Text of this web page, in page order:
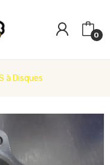
0
à Disques